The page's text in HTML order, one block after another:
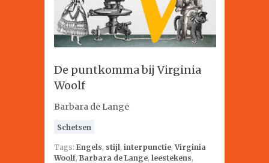
De puntkomma bij Virginia
Woolf
Barbara de Lange
Schetsen
Tags: Engels, stijl, interpunctie,Virginia
Woolf, Barbara de Lange, leestekens,